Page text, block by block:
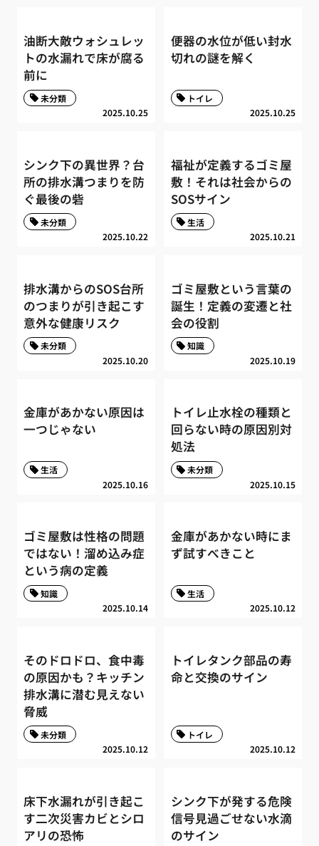
油断大敵ウォシュレッ
トの水漏れで床が腐る
前に
2025.10.25
未分類
便器の水位が低い封水
切れの謎を解く
2025.10.25
トイレ
シンク下の異世界？台
所の排水溝つまりを防
ぐ最後の砦
2025.10.22
未分類
福祉が定義するゴミ屋
敷！それは社会からの
SOSサイン
2025.10.21
生活
排水溝からのSOS台所
のつまりが引き起こす
意外な健康リスク
2025.10.20
未分類
ゴミ屋敷という言葉の
誕生！定義の変遷と社
会の役割
2025.10.19
知識
金庫があかない原因は
一つじゃない
2025.10.16
生活
トイレ止水栓の種類と
回らない時の原因別対
処法
2025.10.15
未分類
ゴミ屋敷は性格の問題
ではない！溜め込み症
という病の定義
2025.10.14
知識
金庫があかない時にま
ず試すべきこと
2025.10.12
生活
そのドロドロ、食中毒
の原因かも？キッチン
排水溝に潜む見えない
脅威
2025.10.12
未分類
トイレタンク部品の寿
命と交換のサイン
2025.10.12
トイレ
床下水漏れが引き起こ
す二次災害カビとシロ
アリの恐怖
シンク下が発する危険
信号見過ごせない水滴
のサイン